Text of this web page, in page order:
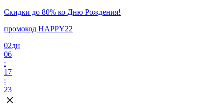
Скидки до 80% ко Дню Рождения!
промокод HAPPY22
02дн
06
:
17
:
23